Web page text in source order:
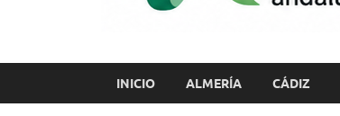
INICIO ALMERÍA CÁDIZ